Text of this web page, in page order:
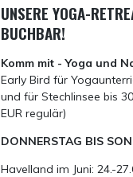
UNSERE YOGA-
BUCHBAR!
Komm mit - Yoga und
Early Bird für
und für Stechlinsee bis
EUR regulär)
DONNERSTAG BIS
Havelland im Juni: 24.-